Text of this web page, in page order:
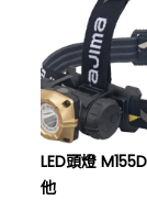
LED頭燈
他